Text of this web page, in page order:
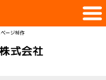
ページ制作